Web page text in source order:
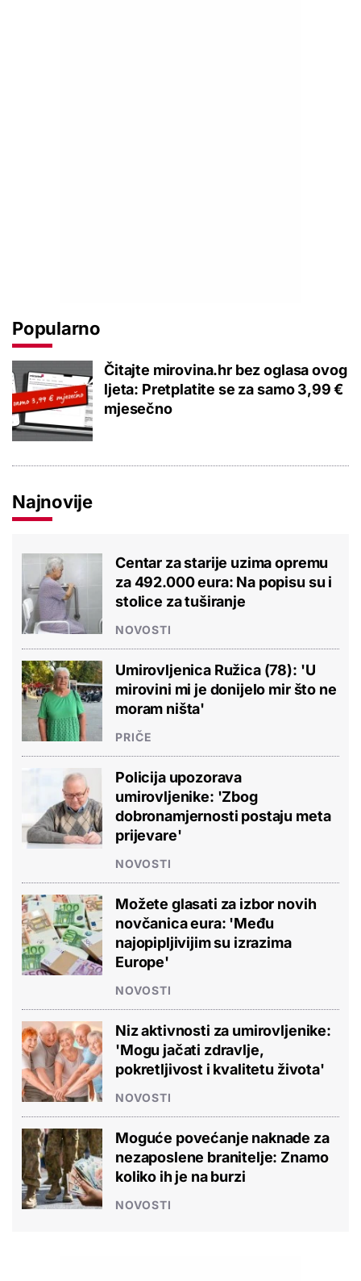
Popularno
Čitajte mirovina.hr bez oglasa ovog
ljeta: Pretplatite se za samo 3,99 €
mjesečno
Najnovije
Centar za starije uzima opremu
za 492.000 eura: Na popisu su i
stolice za tuširanje
NOVOSTI
Umirovljenica Ružica (78): 'U
mirovini mi je donijelo mir što ne
moram ništa'
PRIČE
Policija upozorava
umirovljenike: 'Zbog
dobronamjernosti postaju meta
prijevare'
NOVOSTI
Možete glasati za izbor novih
novčanica eura: 'Među
najopipljivijim su izrazima
Europe'
NOVOSTI
Niz aktivnosti za umirovljenike:
'Mogu jačati zdravlje,
pokretljivost i kvalitetu života'
NOVOSTI
Moguće povećanje naknade za
nezaposlene branitelje: Znamo
koliko ih je na burzi
NOVOSTI